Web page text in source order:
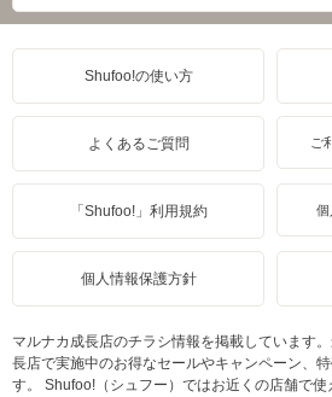
Shufoo!の使い方
よくあるご質問 ご
「Shufoo!」利用規約 個
個人情報保護方針
マルナカ成長店のチラシ情報を掲載しています
長店で実施中のお得なセールやキャンペーン、
す。 Shufoo!（シュフー）ではお近くの店舗で